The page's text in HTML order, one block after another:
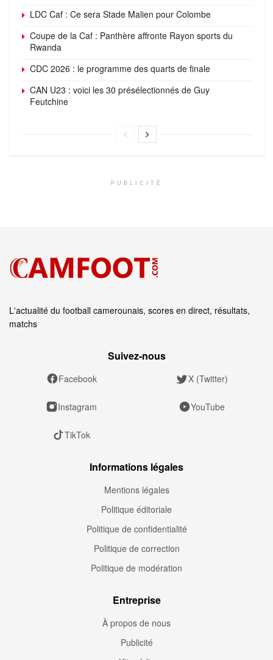
LDC Caf : Ce sera Stade Malien pour Colombe
Coupe de la Caf : Panthère affronte Rayon sports du
Rwanda
CDC 2026 : le programme des quarts de finale
CAN U23 : voici les 30 présélectionnés de Guy
Feutchine
PUBLICITÉ
L'actualité du football camerounais, scores en direct, résultats,
matchs
Suivez‑nous
Facebook X (Twitter)
Instagram YouTube
TikTok
Informations légales
Mentions légales
Politique éditoriale
Politique de confidentialité
Politique de correction
Politique de modération
Entreprise
À propos de nous
Publicité